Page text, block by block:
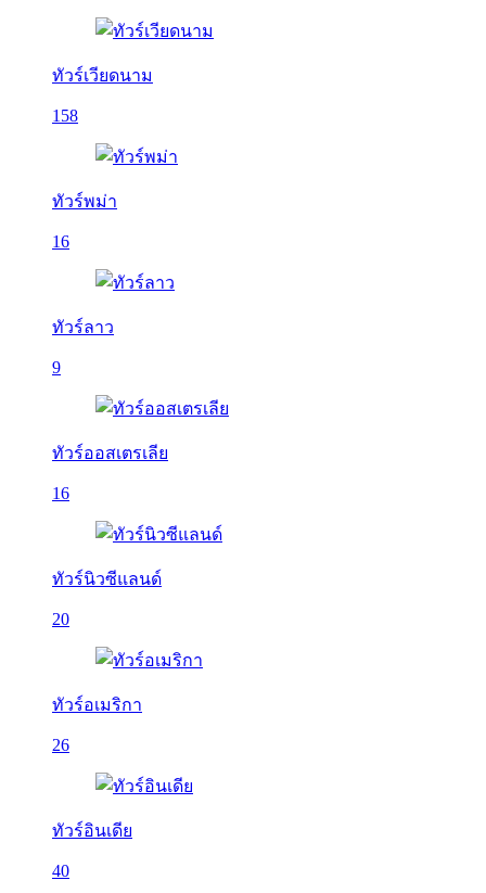
ทัวร์เวียดนาม
158
ทัวร์พม่า
16
ทัวร์ลาว
9
ทัวร์ออสเตรเลีย
16
ทัวร์นิวซีแลนด์
20
ทัวร์อเมริกา
26
ทัวร์อินเดีย
40